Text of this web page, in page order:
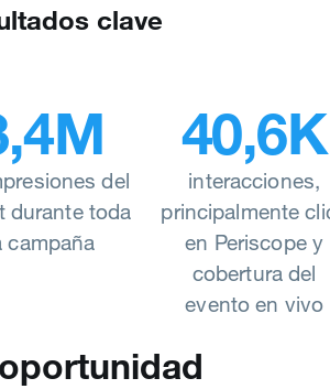
clave
del
durante toda
campaña
40,6K
interacciones,
principalmente
en Periscope y
cobertura del
evento en vivo